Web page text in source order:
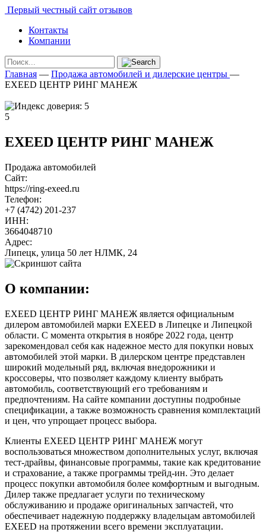
Первый честный сайт отзывов
Контакты
Компании
Главная — Продажа автомобилей и дилерские центры —
EXEED ЦЕНТР РИНГ МАНЕЖ
5
EXEED ЦЕНТР РИНГ МАНЕЖ
Продажа автомобилей
Сайт:
https://ring-exeed.ru
Телефон:
+7 (4742) 201-237
ИНН:
3664048710
Адрес:
Липецк, улица 50 лет НЛМК, 24
О компании:
EXEED ЦЕНТР РИНГ МАНЕЖ является официальным
дилером автомобилей марки EXEED в Липецке и Липецкой
области. С момента открытия в ноябре 2022 года, центр
зарекомендовал себя как надежное место для покупки новых
автомобилей этой марки. В дилерском центре представлен
широкий модельный ряд, включая внедорожники и
кроссоверы, что позволяет каждому клиенту выбрать
автомобиль, соответствующий его требованиям и
предпочтениям. На сайте компании доступны подробные
спецификации, а также возможность сравнения комплектаций
и цен, что упрощает процесс выбора.
Клиенты EXEED ЦЕНТР РИНГ МАНЕЖ могут
воспользоваться множеством дополнительных услуг, включая
тест-драйвы, финансовые программы, такие как кредитование
и страхование, а также программы трейд-ин. Это делает
процесс покупки автомобиля более комфортным и выгодным.
Дилер также предлагает услуги по техническому
обслуживанию и продаже оригинальных запчастей, что
обеспечивает надежную поддержку владельцам автомобилей
EXEED на протяжении всего времени эксплуатации.